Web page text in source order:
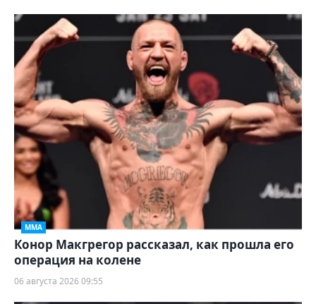
ММА
Конор Макгрегор рассказал, как прошла его
операция на колене
06 августа 2026 09:55